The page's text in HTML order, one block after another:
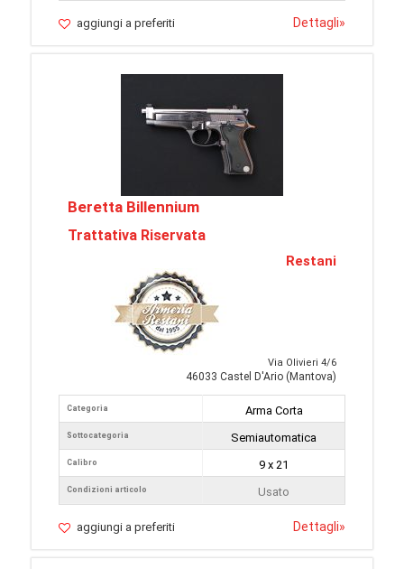
aggiungi a preferiti Dettagli»
Beretta Billennium
Trattativa Riservata
Restani
Via Olivieri 4/6
46033 Castel D'Ario (Mantova)
Categoria
Sottocategoria
Calibro
Condizioni articolo
Arma Corta
Semiautomatica
9 x 21
Usato
aggiungi a preferiti Dettagli»